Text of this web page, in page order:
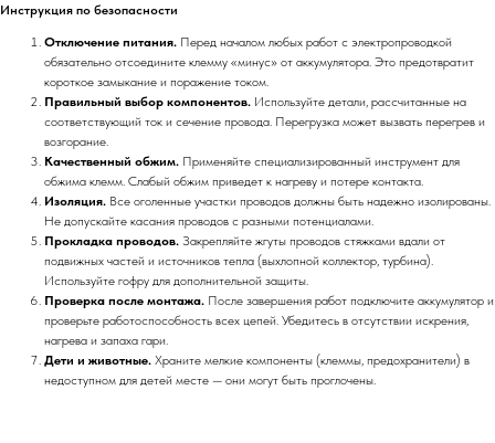
Инструкция по безопасности
Отключение питания. Перед началом любых работ с электропроводкой
обязательно отсоедините клемму «минус» от аккумулятора. Это предотвратит
короткое замыкание и поражение током.
Правильный выбор компонентов. Используйте детали, рассчитанные на
соответствующий ток и сечение провода. Перегрузка может вызвать перегрев и
возгорание.
Качественный обжим. Применяйте специализированный инструмент для
обжима клемм. Слабый обжим приведет к нагреву и потере контакта.
Изоляция. Все оголенные участки проводов должны быть надежно изолированы.
Не допускайте касания проводов с разными потенциалами.
Прокладка проводов. Закрепляйте жгуты проводов стяжками вдали от
подвижных частей и источников тепла (выхлопной коллектор, турбина).
Используйте гофру для дополнительной защиты.
Проверка после монтажа. После завершения работ подключите аккумулятор и
проверьте работоспособность всех цепей. Убедитесь в отсутствии искрения,
нагрева и запаха гари.
Дети и животные. Храните мелкие компоненты (клеммы, предохранители) в
недоступном для детей месте — они могут быть проглочены.